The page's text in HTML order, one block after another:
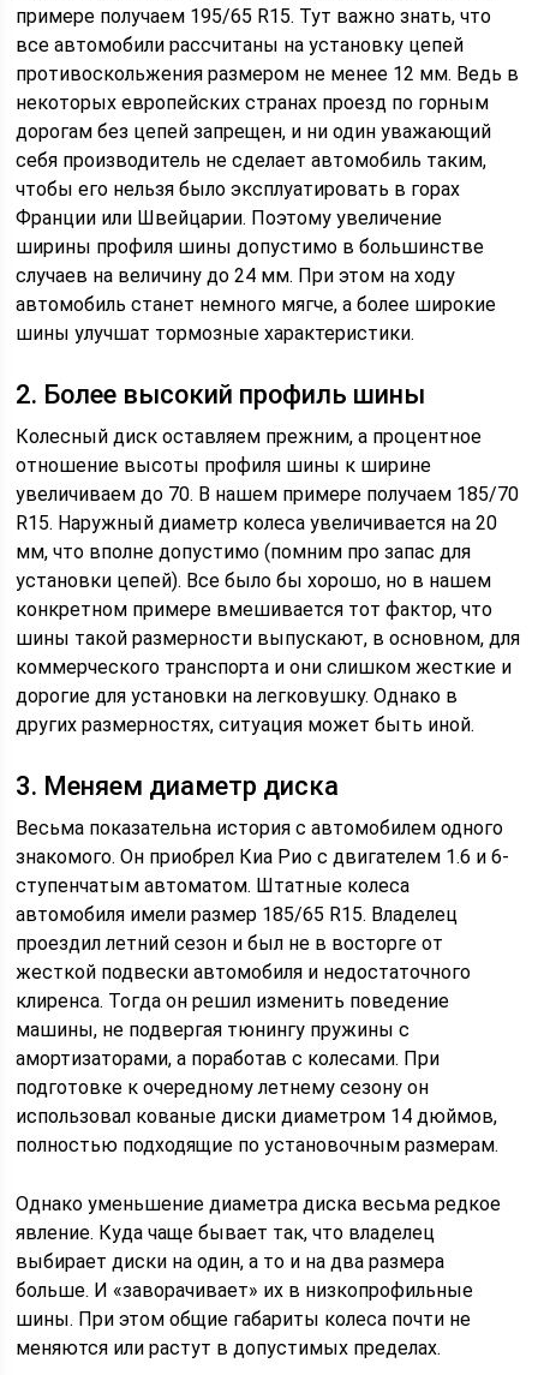
примере получаем 195/65 R15. Тут важно знать, что
все автомобили рассчитаны на установку цепей
противоскольжения размером не менее 12 мм. Ведь в
некоторых европейских странах проезд по горным
дорогам без цепей запрещен, и ни один уважающий
себя производитель не сделает автомобиль таким,
чтобы его нельзя было эксплуатировать в горах
Франции или Швейцарии. Поэтому увеличение
ширины профиля шины допустимо в большинстве
случаев на величину до 24 мм. При этом на ходу
автомобиль станет немного мягче, а более широкие
шины улучшат тормозные характеристики.
2. Более высокий профиль шины
Колесный диск оставляем прежним, а процентное
отношение высоты профиля шины к ширине
увеличиваем до 70. В нашем примере получаем 185/70
R15. Наружный диаметр колеса увеличивается на 20
мм, что вполне допустимо (помним про запас для
установки цепей). Все было бы хорошо, но в нашем
конкретном примере вмешивается тот фактор, что
шины такой размерности выпускают, в основном, для
коммерческого транспорта и они слишком жесткие и
дорогие для установки на легковушку. Однако в
других размерностях, ситуация может быть иной.
3. Меняем диаметр диска
Весьма показательна история с автомобилем одного
знакомого. Он приобрел Киа Рио с двигателем 1.6 и 6-
ступенчатым автоматом. Штатные колеса
автомобиля имели размер 185/65 R15. Владелец
проездил летний сезон и был не в восторге от
жесткой подвески автомобиля и недостаточного
клиренса. Тогда он решил изменить поведение
машины, не подвергая тюнингу пружины с
амортизаторами, а поработав с колесами. При
подготовке к очередному летнему сезону он
использовал кованые диски диаметром 14 дюймов,
полностью подходящие по установочным размерам.
Однако уменьшение диаметра диска весьма редкое
явление. Куда чаще бывает так, что владелец
выбирает диски на один, а то и на два размера
больше. И «заворачивает» их в низкопрофильные
шины. При этом общие габариты колеса почти не
меняются или растут в допустимых пределах.